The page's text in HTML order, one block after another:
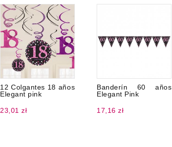
12 Colgantes 18 años
Elegant pink
23,01 zł
Banderín 60 años
Elegant Pink
17,16 zł